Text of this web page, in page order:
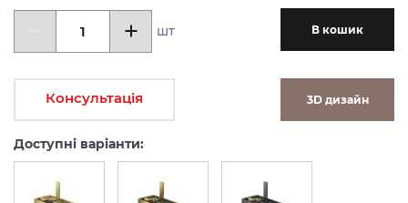
шт В кошик
Консультація 3D дизайн
Доступні варіанти: